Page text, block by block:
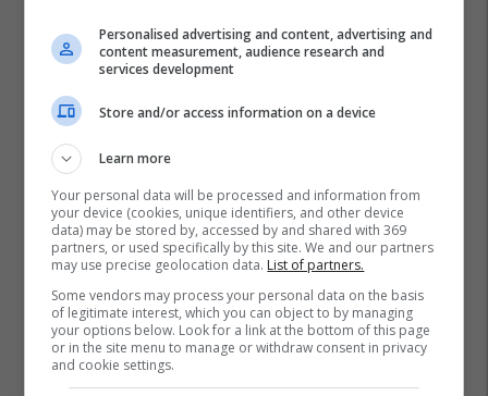
Kb Bashkimi Kb Peja Basketboll
Personalised advertising and content, advertising and
content measurement, audience research and
services development
Store and/or access information on a device
Learn more
Your personal data will be processed and information from
your device (cookies, unique identifiers, and other device
data) may be stored by, accessed by and shared with 369
partners, or used specifically by this site. We and our partners
may use precise geolocation data. List of partners.
Some vendors may process your personal data on the basis
of legitimate interest, which you can object to by managing
your options below. Look for a link at the bottom of this page
or in the site menu to manage or withdraw consent in privacy
and cookie settings.